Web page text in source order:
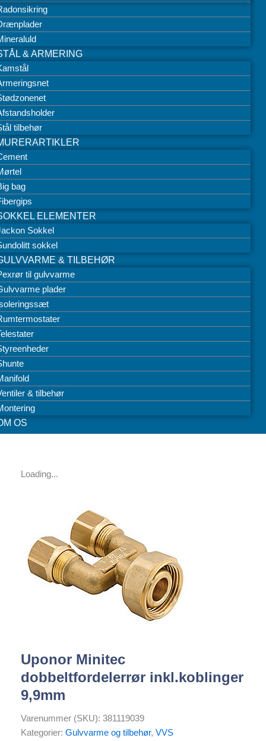
& ARMERING
tilbehør
bag
ELEMENTER
Sokkel
sokkel
& TILBEHØR
til gulvvarme
plader
& tilbehør
OS
Loading...
Uponor Minitec
dobbeltfordelerrør inkl.koblinger
9,9mm
Varenummer (SKU): 381119039
Kategorier: Gulvvarme og tilbehør, VVS